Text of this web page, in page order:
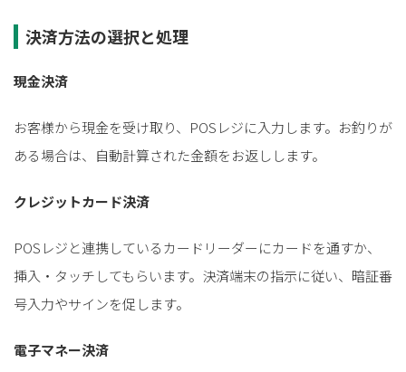
決済方法の選択と処理
現金決済
お客様から現金を受け取り、POSレジに入力します。お釣りが
ある場合は、自動計算された金額をお返しします。
クレジットカード決済
POSレジと連携しているカードリーダーにカードを通すか、
挿入・タッチしてもらいます。決済端末の指示に従い、暗証番
号入力やサインを促します。
電子マネー決済